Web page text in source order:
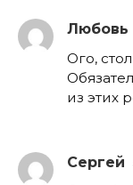
Любовь
Ого,
из этих
Сергей